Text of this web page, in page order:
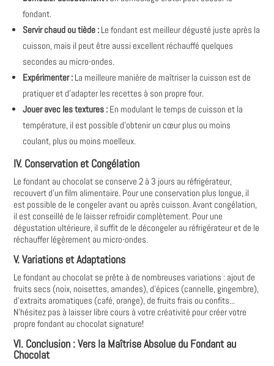
fondant.
Servir chaud ou tiède : Le fondant est meilleur dégusté juste après la
cuisson, mais il peut être aussi excellent réchauffé quelques
secondes au micro-ondes.
Expérimenter : La meilleure manière de maîtriser la cuisson est de
pratiquer et d'adapter les recettes à son propre four.
Jouer avec les textures : En modulant le temps de cuisson et la
température, il est possible d’obtenir un cœur plus ou moins
coulant, plus ou moins moelleux.
IV. Conservation et Congélation
Le fondant au chocolat se conserve 2 à 3 jours au réfrigérateur,
recouvert d'un film alimentaire. Pour une conservation plus longue, il
est possible de le congeler avant ou après cuisson. Avant congélation,
il est conseillé de le laisser refroidir complètement. Pour une
dégustation ultérieure, il suffit de le décongeler au réfrigérateur et de le
réchauffer légèrement au micro-ondes.
V. Variations et Adaptations
Le fondant au chocolat se prête à de nombreuses variations : ajout de
fruits secs (noix, noisettes, amandes), d'épices (cannelle, gingembre),
d'extraits aromatiques (café, orange), de fruits frais ou confits...
N'hésitez pas à laisser libre cours à votre créativité pour créer votre
propre fondant au chocolat signature!
VI. Conclusion : Vers la Maîtrise Absolue du Fondant au
Chocolat